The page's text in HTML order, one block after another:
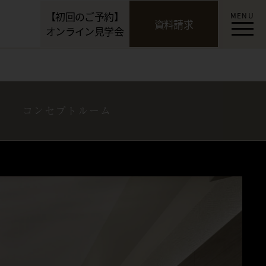
【初回のご予約】
オンライン見学会
資料請求
MENU
コンセプトルーム